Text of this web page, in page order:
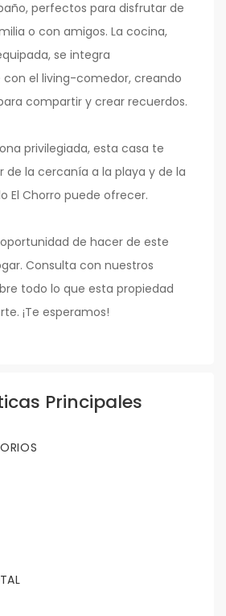
perfectos para disfrutar de
o con amigos. La cocina,
se integra
el living-comedor, creando
compartir y crear recuerdos.
privilegiada, esta casa te
de la cercanía a la playa y de la
El Chorro puede ofrecer.
de hacer de este
Consulta con nuestros
todo lo que esta propiedad
¡Te esperamos!
Principales